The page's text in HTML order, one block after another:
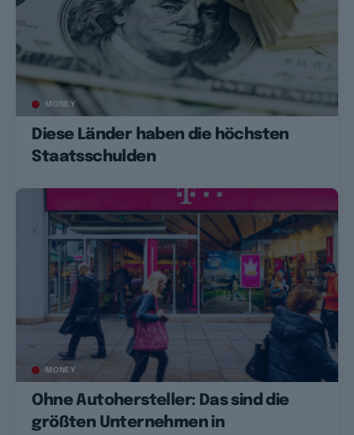
MONEY
Diese Länder haben die höchsten
Staatsschulden
MONEY
Ohne Autohersteller: Das sind die
größten Unternehmen in